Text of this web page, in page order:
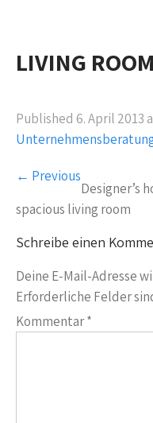
LIVING ROOM
Published 6. April 2013
← Previous
Designer’s
spacious living room
Schreibe einen
Deine E-Mail-Adresse
Erforderliche Felder
Kommentar*